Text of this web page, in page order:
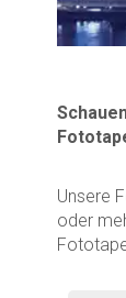
Unsere
oder